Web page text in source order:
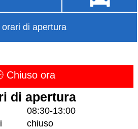
di apertura
Chiuso ora
di apertura
08:30-13:00
chiuso